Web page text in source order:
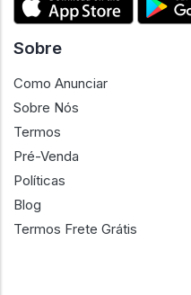
Sobre
Como Anunciar
Sobre Nós
Termos
Pré-Venda
Políticas
Blog
Termos Frete Grátis